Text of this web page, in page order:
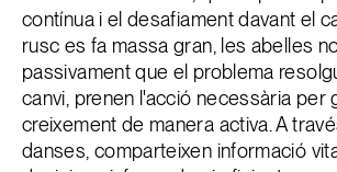
contínua i el desafiament davant el
rusc es fa massa gran, les abelles
passivament que el problema
canvi, prenen l'acció necessària per
creixement de manera activa. A
danses, comparteixen informació